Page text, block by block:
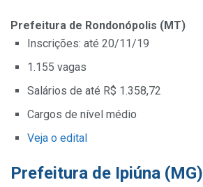
Prefeitura de Rondonópolis (MT)
Inscrições: até 20/11/19
1.155 vagas
Salários de até R$ 1.358,72
Cargos de nível médio
Veja o edital
Prefeitura de Ipiúna (MG)